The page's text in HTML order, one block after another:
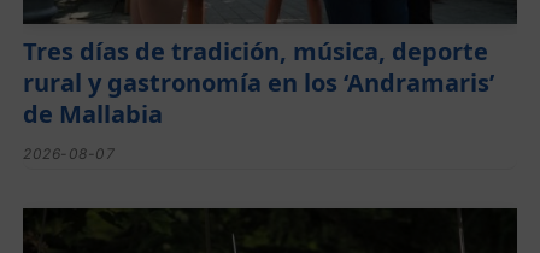
Tres días de tradición, música, deporte
rural y gastronomía en los ‘Andramaris’
de Mallabia
2026-08-07